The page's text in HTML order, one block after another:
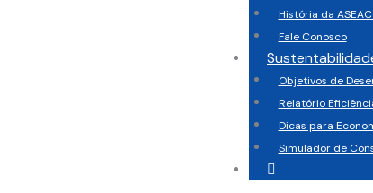
História da
Fale Conosco
Objetivos de
Relatório
Dicas para
Simulador de